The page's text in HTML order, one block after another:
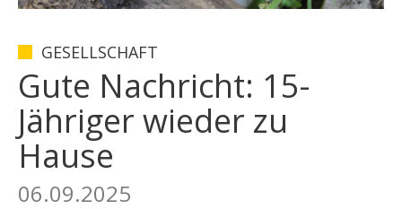
GESELLSCHAFT
Gute Nachricht: 15-
Jähriger wieder zu
Hause
06.09.2025